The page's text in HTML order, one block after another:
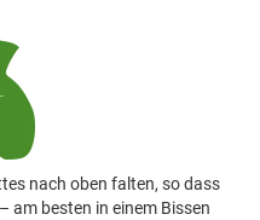
nach oben falten, so dass
– am besten in einem Bissen